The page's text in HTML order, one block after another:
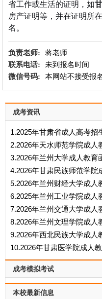
省工作或生活的证明，如
房产证明等，并在证明所
名。
负责老师:
蒋老师
联系电话:
未到报名时间
微信号码:
本网站不接受报
成考资讯
1.2025年甘肃省成人高考招
2.2026年天水师范学院成人
3.2026年兰州大学成人教育
4.2026年甘肃民族师范学院
5.2026年兰州财经大学成人
6.2025年兰州工业学院成人
7.2026年兰州交通大学成人
8.2026年兰州文理学院成人
9.2026年西北民族大学成人
10.2026年甘肃医学院成人
成考模拟考试
本校最新信息